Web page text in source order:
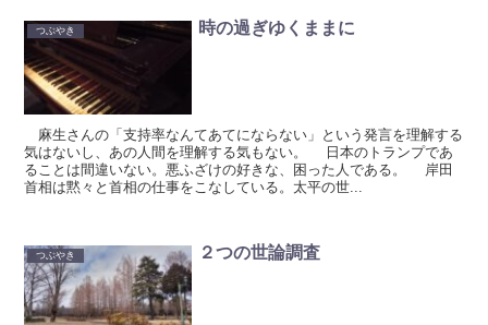
つぶやき 時の過ぎゆくままに
麻生さんの「支持率なんてあてにならない」という発言を理解する
気はないし、あの人間を理解する気もない。 日本のトランプであ
ることは間違いない。悪ふざけの好きな、困った人である。 岸田
首相は黙々と首相の仕事をこなしている。太平の世...
つぶやき ２つの世論調査